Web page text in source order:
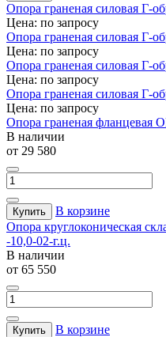
Опора граненая силовая Г-
Цена: по запросу
Опора граненая силовая Г-
Цена: по запросу
Опора граненая силовая Г-
Цена: по запросу
Опора граненая силовая Г-
Цена: по запросу
Опора граненая фланцевая
В наличии
от 29 580
Купить
В корзине
Опора круглоконическая
-10,0-02-г.ц.
В наличии
от 65 550
Купить
В корзине